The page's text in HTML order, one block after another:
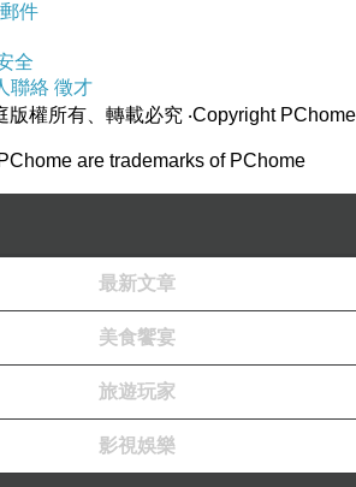
我們加了20元加大份量，因為我們兩個人
盤子，
-奶酪。
乎沒有加水。
有灑上咖啡粉和砂糖，吃起來味道很特別，讓
件
全
聯絡 徵才
版權所有、轉載必究 ‧Copyright PChome
are trademarks of PChome
最新文章
美食饗宴
旅遊玩家
影視娛樂